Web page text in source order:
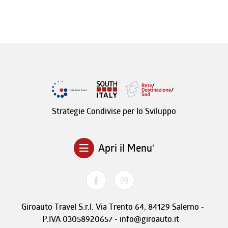
Strategie Condivise per lo Sviluppo
Apri il Menu'
Giroauto Travel S.r.l. Via Trento 64, 84129 Salerno -
P.IVA 03058920657 - info@giroauto.it